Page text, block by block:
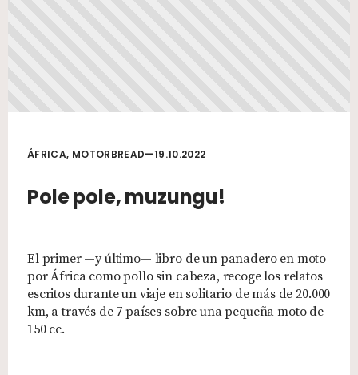
ÁFRICA, MOTORBREAD—19.10.2022
Pole pole, muzungu!
El primer —y último— libro de un panadero en moto
por África como pollo sin cabeza, recoge los relatos
escritos durante un viaje en solitario de más de 20.000
km, a través de 7 países sobre una pequeña moto de
150 cc.